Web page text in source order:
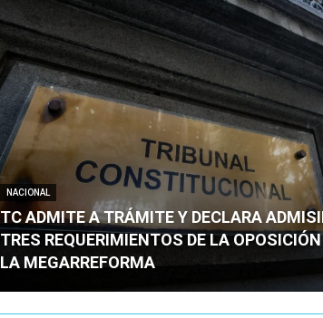
NACIONAL
TC ADMITE A TRÁMITE Y DECLARA
TRES REQUERIMIENTOS DE LA
LA MEGARREFORMA